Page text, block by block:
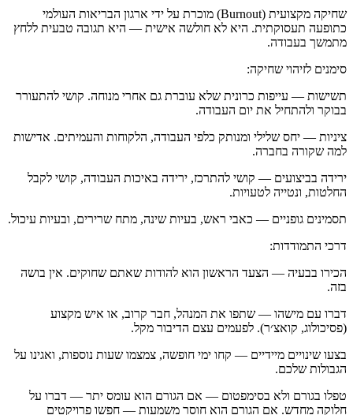
שחיקה מקצועית (Burnout) מוכרת על ידי ארגון הבריאות העולמי
כתופעה תעסוקתית. היא לא חולשה אישית — היא תגובה טבעית ללחץ
מתמשך בעבודה.
סימנים לזיהוי שחיקה:
תשישות — עייפות כרונית שלא עוברת גם אחרי מנוחה. קושי להתעורר
בבוקר ולהתחיל את יום העבודה.
ציניות — יחס שלילי ומנותק כלפי העבודה, הלקוחות והעמיתים. אדישות
למה שקורה בחברה.
ירידה בביצועים — קושי להתרכז, ירידה באיכות העבודה, קושי לקבל
החלטות, ונטייה לטעויות.
תסמינים גופניים — כאבי ראש, בעיות שינה, מתח שרירים, ובעיות עיכול.
דרכי התמודדות:
הכירו בבעיה — הצעד הראשון הוא להודות שאתם שחוקים. אין בושה
בזה.
דברו עם מישהו — שתפו את המנהל, חבר קרוב, או איש מקצוע
(פסיכולוג, קואצ׳ר). לפעמים עצם הדיבור מקל.
בצעו שינויים מיידיים — קחו ימי חופשה, צמצמו שעות נוספות, ואגינו על
הגבולות שלכם.
טפלו בגורם ולא בסימפטום — אם הגורם הוא עומס יתר — דברו על
חלוקה מחדש. אם הגורם הוא חוסר משמעות — חפשו פרויקטים